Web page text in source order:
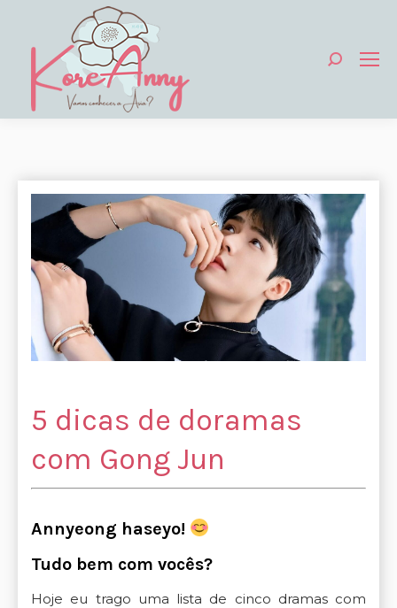
Search:
5 dicas de doramas
com Gong Jun
Annyeong haseyo!
Tudo bem com vocês?
Hoje eu trago uma lista de cinco dramas com